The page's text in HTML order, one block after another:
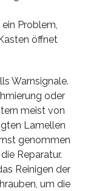
Problem,
öffnet
Warnsignale.
oder
meist von
Lamellen
genommen
Reparatur.
Reinigen der
um die